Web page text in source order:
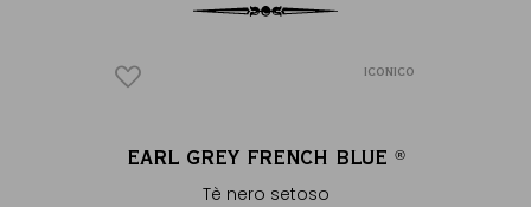
ICONICO
EARL GREY FRENCH BLUE ®
Tè nero setoso